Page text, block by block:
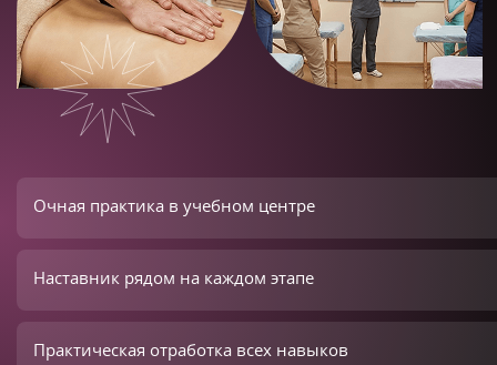
Очная практика в учебном центре
Наставник рядом на каждом этапе
Практическая отработка всех навыков